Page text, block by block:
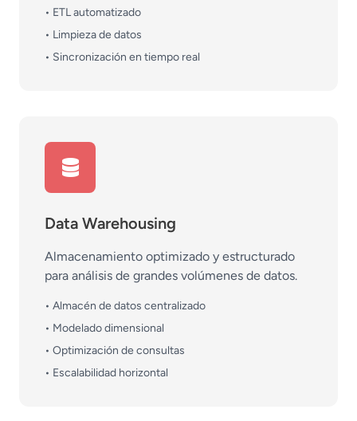
• ETL automatizado
• Limpieza de datos
• Sincronización en tiempo real
Data Warehousing
Almacenamiento optimizado y estructurado
para análisis de grandes volúmenes de datos.
• Almacén de datos centralizado
• Modelado dimensional
• Optimización de consultas
• Escalabilidad horizontal